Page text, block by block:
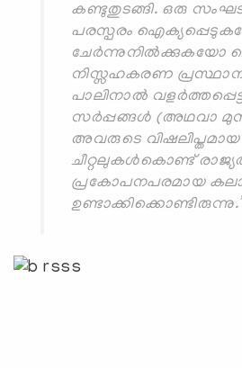
കണ്ടുതുടങ്ങി. ഒരു
പരസ്പരം
ചേര്‍ന്നുനില്‍ക്കുകയോ
നിസ്സഹകരണ
പാലിനാല്‍
സര്‍പ്പങ്ങള്‍ (അഥവാ
അവരുടെ വിഷലിപ്തമായ
ചീറ്റലുകള്‍കൊണ്ട്
പ്രകോപനപരമായ
ഉണ്ടാക്കിക്കൊണ്ടിരുന്നു.’